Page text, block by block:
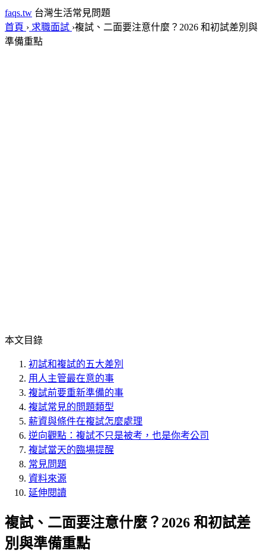
faqs.tw 台灣生活常見問題
首頁 › 求職面試 ›複試、二面要注意什麼？2026 和初試差別與
準備重點
本文目錄
初試和複試的五大差別
用人主管最在意的事
複試前要重新準備的事
複試常見的問題類型
薪資與條件在複試怎麼處理
逆向觀點：複試不只是被考，也是你考公司
複試當天的臨場提醒
常見問題
資料來源
延伸閱讀
複試、二面要注意什麼？2026 和初試差
別與準備重點